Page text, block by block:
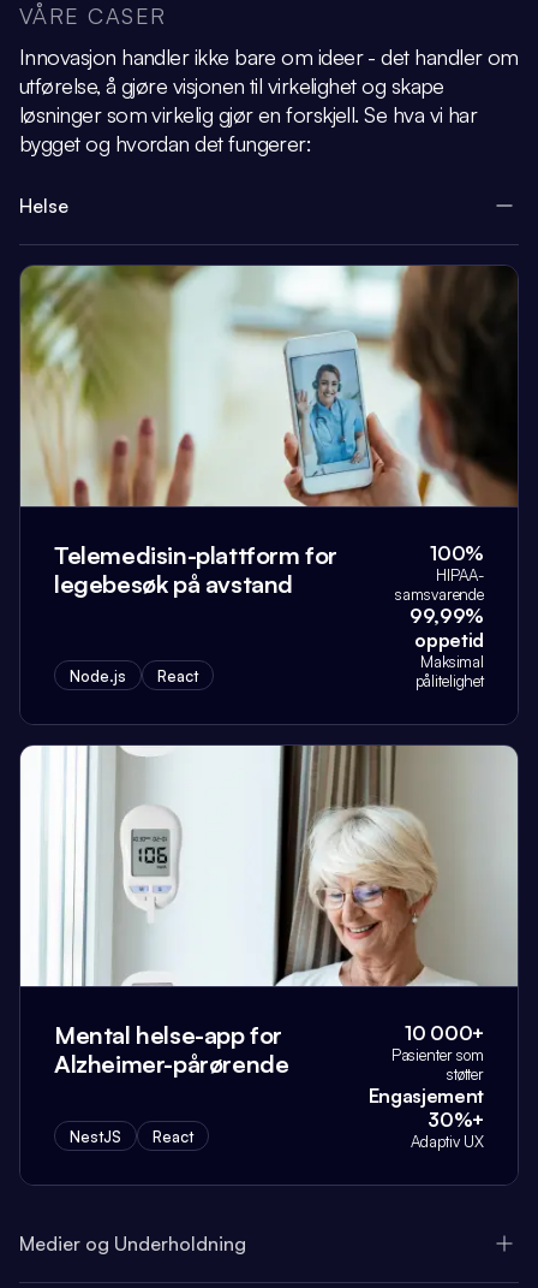
VÅRE CASER
Innovasjon handler ikke bare om ideer - det handler om
utførelse, å gjøre visjonen til virkelighet og skape
løsninger som virkelig gjør en forskjell.Se hva vi har
bygget og hvordan det fungerer:
Helse
Telemedisin-plattform for
legebesøk på avstand
Node.js React
100%
HIPAA-
samsvarende
99,99%
oppetid
Maksimal
pålitelighet
Mental helse-app for
Alzheimer-pårørende
NestJS React
10 000+
Pasienter som
støtter
Engasjement
30%+
Adaptiv UX
Medier og Underholdning